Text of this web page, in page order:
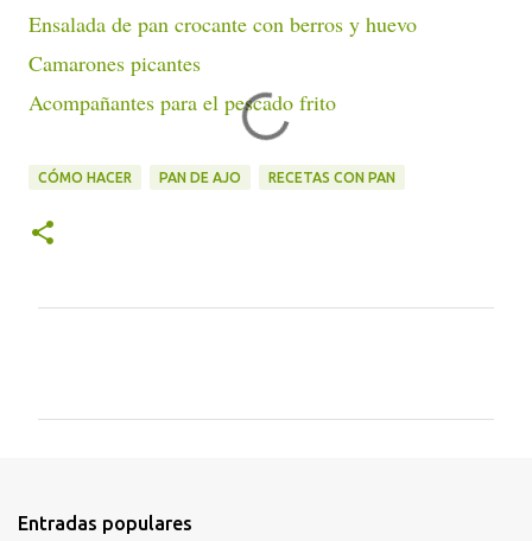
Ensalada de pan crocante con berros y huevo
Camarones picantes
Acompañantes para el pescado frito
CÓMO HACER PAN DE AJO RECETAS CON PAN
t
Entradas populares